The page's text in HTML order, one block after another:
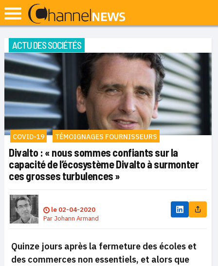
ACTU DES SOCIÉTÉS
COVID-19 TÉMOIGNAGES FOURNISSEURS
Divalto : « nous sommes confiants sur la
capacité de l’écosystème Divalto à surmonter
ces grosses turbulences »
le 02-04-2020
Par Johann Armand
Quinze jours après la fermeture des écoles et
des commerces non essentiels, et alors que